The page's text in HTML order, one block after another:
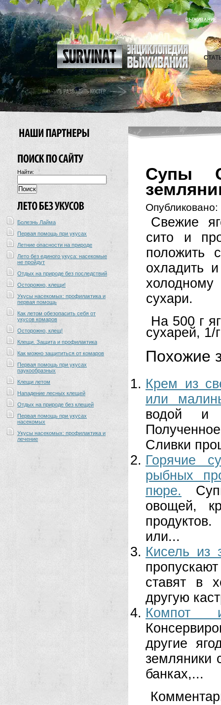
ВЫЖИВАНИЕ
Найти:
Болезнь Лайма
Первая помощь при укусах
Летние опасности на природе
Лето без единого укуса: насекомые
не пройдут
Отдых на природе без последствий
Осторожно, клещи!
Укусы насекомых: профилактика и
первая помощь
Как летом обезопасить себя от
укусов комаров
Осторожно, клещ!
Клещи. Защита и профилактика
Как можно защититься от комаров
Первая помощь при укусах
паукообразных
Клещи летом
Нападение лесных клещей
Отдых на природе без клещей
Первая помощь при укусах
насекомых
Укусы насекомых: профилактика и
лечение
Супы
Опубликовано:
Свежие
сито и
положить
охладить
сухари.
На 500 г
сухарей, 1/
Похожие
Крем из
или
водой и
Сливки
Горячие
рыбных
пюре.
овощей,
или...
Кисель из
ставят в
другую
Компот
другие
земляники
банках,...